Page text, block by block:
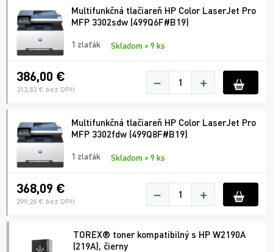
Multifunkčná tlačiareň HP Color LaserJet Pro
MFP 3302sdw (499Q6F#B19)
1 zlaťák Skladom > 9 ks
386,00 €
313,82 € bez DPH − +
Multifunkčná tlačiareň HP Color LaserJet Pro
MFP 3302fdw (499Q8F#B19)
1 zlaťák Skladom > 9 ks
368,09 €
299,26 € bez DPH − +
TOREX® toner kompatibilný s HP W2190A
(219A), čierny